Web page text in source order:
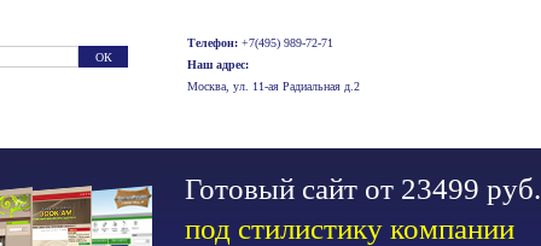
Телефон: +7(495) 989-72-71
Наш адрес:
Москва, ул. 11-ая Радиальная д.2
Готовый сайт от 23499 руб.
под стилистику компании